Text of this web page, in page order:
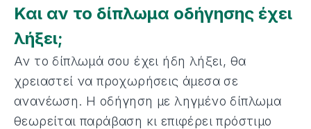
Και αν το δίπλωμα οδήγησης έχει
λήξει;
Αν το δίπλωμά σου έχει ήδη λήξει, θα
χρειαστεί να προχωρήσεις άμεσα σε
ανανέωση. Η οδήγηση με ληγμένο δίπλωμα
θεωρείται παράβαση κι επιφέρει πρόστιμο